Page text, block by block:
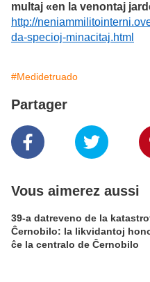
multaj «en la venontaj
http://
da-specioj-minacitaj.html
#Medidetruado
Partager
Vous aimerez aussi
39-a datreveno de la
Ĉernobilo: la likvidantoj
ĉe la centralo de Ĉernobilo